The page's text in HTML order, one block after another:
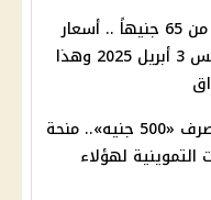
السمك البلطي يبدأ من 65 جنيهاً .. أسعار
الأسماك اليوم الخميس 3 أبريل 2025 وهذا
مبروك بقرار رسمي صرف «500 جنيه».. منحة
التموينية لهؤلاء